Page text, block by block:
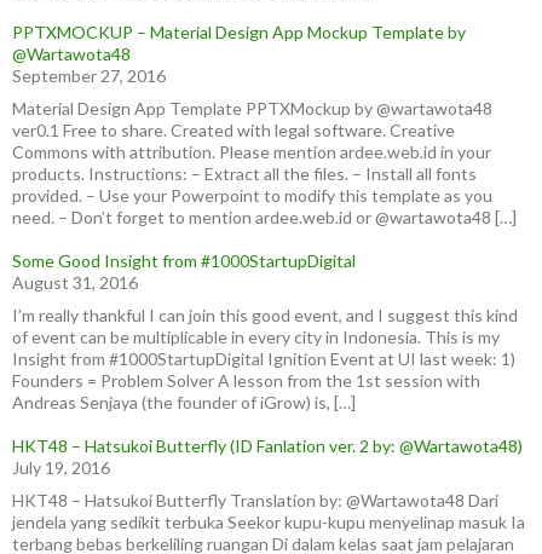
PPTXMOCKUP – Material Design App Mockup Template by
@Wartawota48
September 27, 2016
Material Design App Template PPTXMockup by @wartawota48
ver0.1 Free to share. Created with legal software. Creative
Commons with attribution. Please mention ardee.web.id in your
products. Instructions: – Extract all the files. – Install all fonts
provided. – Use your Powerpoint to modify this template as you
need. – Don’t forget to mention ardee.web.id or @wartawota48 […]
Some Good Insight from #1000StartupDigital
August 31, 2016
I’m really thankful I can join this good event, and I suggest this kind
of event can be multiplicable in every city in Indonesia. This is my
Insight from #1000StartupDigital Ignition Event at UI last week: 1)
Founders = Problem Solver A lesson from the 1st session with
Andreas Senjaya (the founder of iGrow) is, […]
HKT48 – Hatsukoi Butterfly (ID Fanlation ver. 2 by: @Wartawota48)
July 19, 2016
HKT48 – Hatsukoi Butterfly Translation by: @Wartawota48 Dari
jendela yang sedikit terbuka Seekor kupu-kupu menyelinap masuk Ia
terbang bebas berkeliling ruangan Di dalam kelas saat jam pelajaran